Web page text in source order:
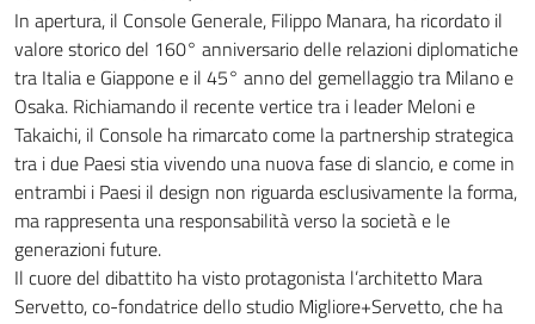
In apertura, il Console Generale, Filippo Manara, ha ricordato il
valore storico del 160° anniversario delle relazioni diplomatiche
tra Italia e Giappone e il 45° anno del gemellaggio tra Milano e
Osaka. Richiamando il recente vertice tra i leader Meloni e
Takaichi, il Console ha rimarcato come la partnership strategica
tra i due Paesi stia vivendo una nuova fase di slancio, e come in
entrambi i Paesi il design non riguarda esclusivamente la forma,
ma rappresenta una responsabilità verso la società e le
generazioni future.
Il cuore del dibattito ha visto protagonista l’architetto Mara
Servetto, co-fondatrice dello studio Migliore+Servetto, che ha